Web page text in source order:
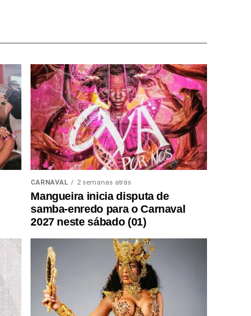
CARNAVAL 2 semanas atrás
Mangueira inicia disputa de
samba-enredo para o Carnaval
2027 neste sábado (01)